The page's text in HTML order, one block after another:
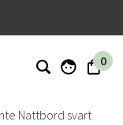
0
Nattbord svart